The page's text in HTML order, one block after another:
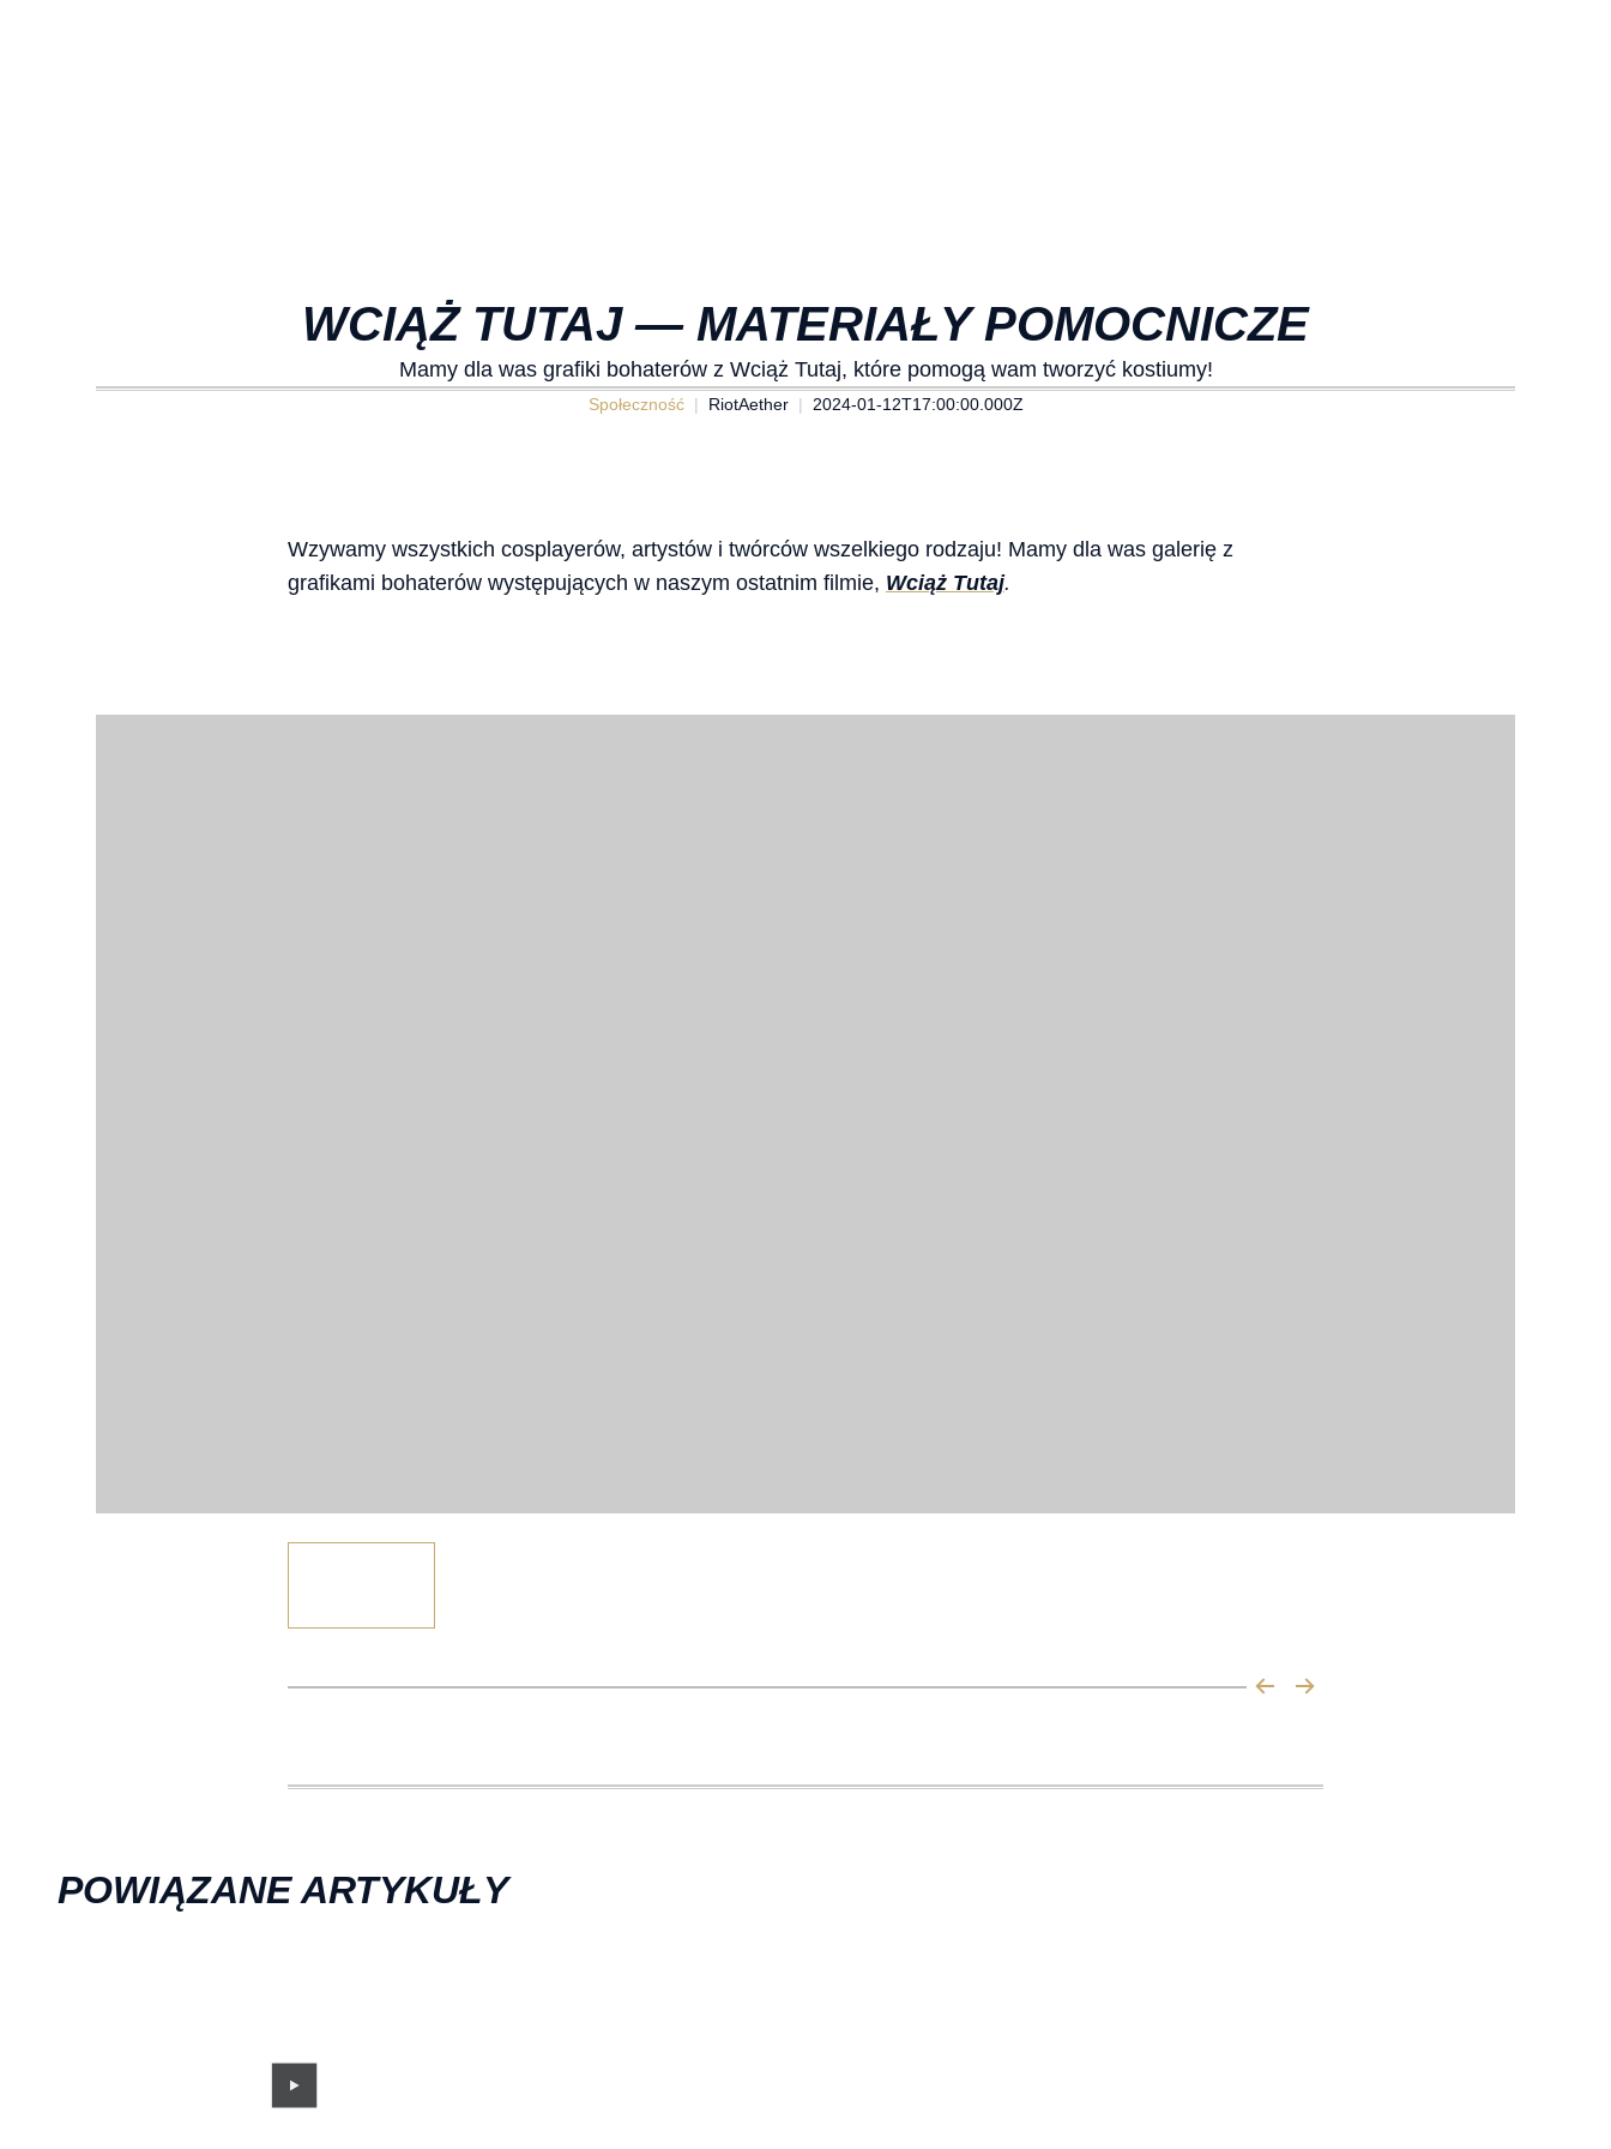
WCIĄŻ TUTAJ — MATERIAŁY POMOCNICZE
Mamy dla was grafiki bohaterów z Wciąż Tutaj, które pomogą wam tworzyć kostiumy!
Społeczność RiotAether 2024-01-12T17:00:00.000Z
Wzywamy wszystkich cosplayerów, artystów i twórców wszelkiego rodzaju! Mamy dla was galerię z
grafikami bohaterów występujących w naszym ostatnim filmie, Wciąż Tutaj.
POWIĄZANE ARTYKUŁY